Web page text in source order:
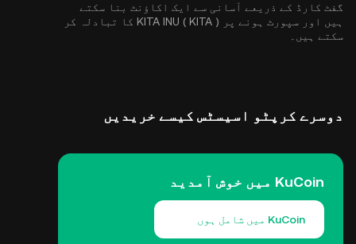
گفٹ کارڈ کے ذریعے آسانی سے ایک اکاؤنٹ بنا سکتے
ہیں اور سپورٹ ہونے پر KITA INU ( KITA ) کا تبادلہ کر
سکتے ہیں۔
دوسرے کرپٹو اسیسٹس کیسے خریدیں
KuCoin میں خوش آمدید
KuCoin میں شامل ہوں